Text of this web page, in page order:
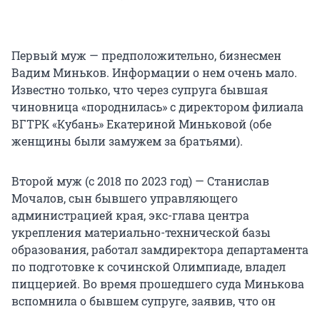
Первый муж — предположительно, бизнесмен
Вадим Миньков. Информации о нем очень мало.
Известно только, что через супруга бывшая
чиновница «породнилась» с директором филиала
ВГТРК «Кубань» Екатериной Миньковой (обе
женщины были замужем за братьями).
Второй муж (с 2018 по 2023 год) — Станислав
Мочалов, сын бывшего управляющего
администрацией края, экс-глава центра
укрепления материально-технической базы
образования, работал замдиректора департамента
по подготовке к сочинской Олимпиаде, владел
пиццерией. Во время прошедшего суда Минькова
вспомнила о бывшем супруге, заявив, что он